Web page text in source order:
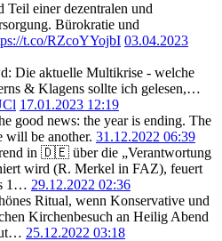
Teil einer dezentralen und
Bürokratie und
t.co/RZcoYYojbI 03.04.2023
Die aktuelle Multikrise - welche
& Klagens sollte ich gelesen,…
17.01.2023 12:19
good news: the year is ending. The
will be another. 31.12.2022 06:39
in 🇩🇪 über die „Verantwortung
wird (R. Merkel in FAZ), feuert
1… 29.12.2022 02:36
Ritual, wenn Konservative und
Kirchenbesuch an Heilig Abend
25.12.2022 03:18